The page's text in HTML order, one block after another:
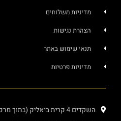
מדיניות משלוחים
הצהרת נגישות
תנאי שימוש באתר
מדיניות פרטיות
השקדים 4 קרית ביאליק (בתוך מרכז סביניה)